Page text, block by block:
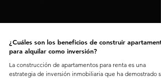
¿Cuáles son los beneficios de construir
para alquilar como inversión?
La construcción de apartamentos para renta es una
estrategia de inversión inmobiliaria que ha demostrado